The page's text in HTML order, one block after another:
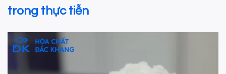
trong thực tiễn